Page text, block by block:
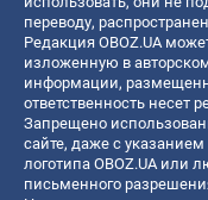
переводу,
Редакция OBOZ.UA
изложенную в
информации,
ответственность несет
Запрещено
сайте, даже с указанием
логотипа OBOZ.UA или
письменного